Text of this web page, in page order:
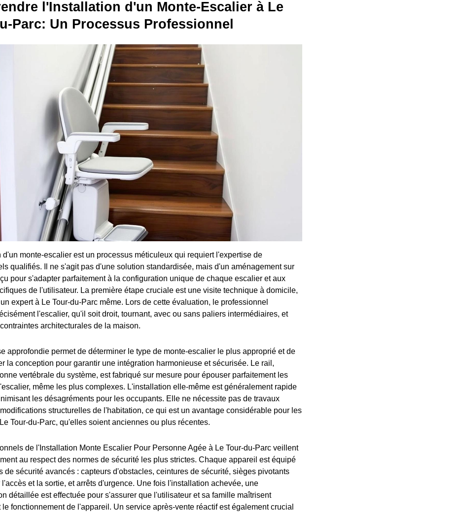
l'Installation d'un Monte-Escalier à Le
Parc: Un Processus Professionnel
d'un monte-escalier est un processus méticuleux qui requiert l'expertise de
qualifiés. Il ne s'agit pas d'une solution standardisée, mais d'un aménagement sur
pour s'adapter parfaitement à la configuration unique de chaque escalier et aux
de l'utilisateur. La première étape cruciale est une visite technique à domicile,
expert à Le Tour-du-Parc même. Lors de cette évaluation, le professionnel
l'escalier, qu'il soit droit, tournant, avec ou sans paliers intermédiaires, et
architecturales de la maison.
approfondie permet de déterminer le type de monte-escalier le plus approprié et de
la conception pour garantir une intégration harmonieuse et sécurisée. Le rail,
vertébrale du système, est fabriqué sur mesure pour épouser parfaitement les
même les plus complexes. L'installation elle-même est généralement rapide
les désagréments pour les occupants. Elle ne nécessite pas de travaux
structurelles de l'habitation, ce qui est un avantage considérable pour les
Tour-du-Parc, qu'elles soient anciennes ou plus récentes.
de l'Installation Monte Escalier Pour Personne Agée à Le Tour-du-Parc veillent
au respect des normes de sécurité les plus strictes. Chaque appareil est équipé
de sécurité avancés : capteurs d'obstacles, ceintures de sécurité, sièges pivotants
l'accès et la sortie, et arrêts d'urgence. Une fois l'installation achevée, une
détaillée est effectuée pour s'assurer que l'utilisateur et sa famille maîtrisent
le fonctionnement de l'appareil. Un service après-vente réactif est également crucial